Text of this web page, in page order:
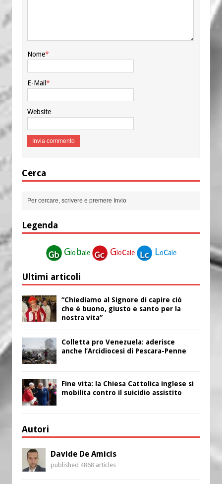
Nome*
E-Mail*
Website
Cerca
Legenda
G lobale G locale Locale
Ultimi articoli
“Chiediamo al Signore di capire ciò
che è buono, giusto e santo per la
nostra vita”
Colletta pro Venezuela: aderisce
anche l’Arcidiocesi di Pescara-Penne
Fine vita: la Chiesa Cattolica inglese si
mobilita contro il suicidio assistito
Autori
Davide De Amicis
published 4868 articles